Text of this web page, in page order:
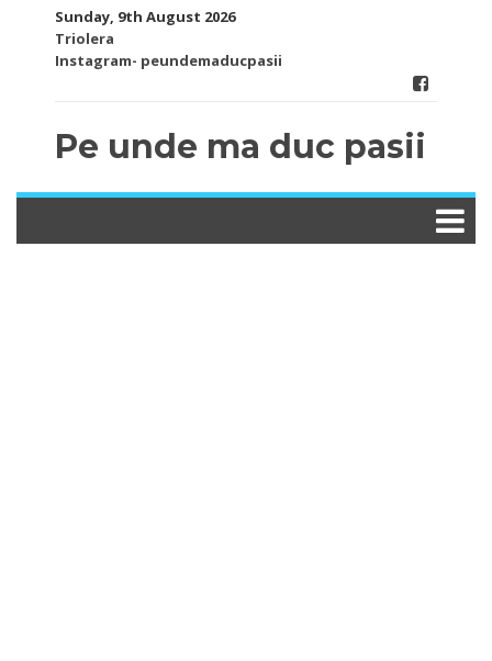
Sunday, 9th August 2026
Triolera
Instagram- peundemaducpasii
Pe unde ma duc pasii